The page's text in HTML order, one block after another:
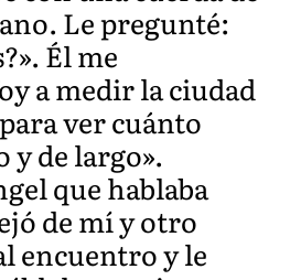
Le pregunté:
Él me
a medir la ciudad
ver cuánto
y de largo».
que hablaba
de mí y otro
encuentro y le